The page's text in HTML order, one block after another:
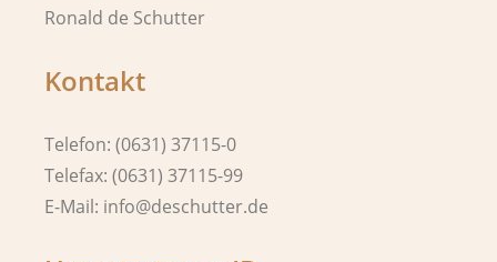
Ronald de Schutter
Kontakt
Telefon: (0631) 37115-0
Telefax: (0631) 37115-99
E-Mail: info@deschutter.de